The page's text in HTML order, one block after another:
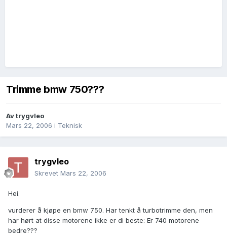
Trimme bmw 750???
Avtrygvleo
Mars 22, 2006 i Teknisk
trygvleo
Skrevet Mars 22, 2006
Hei.
vurderer å kjøpe en bmw 750. Har tenkt å turbotrimme den, men
har hørt at disse motorene ikke er di beste: Er 740 motorene
bedre???